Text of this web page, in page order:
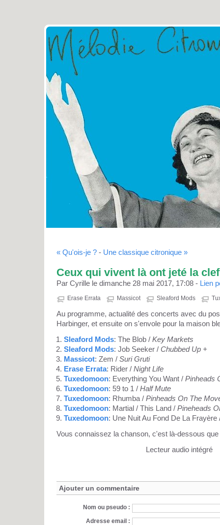
« Qu'ois-je ? - Une classique citronique »
Ceux qui vivent là ont jeté la clef
Par Cyrille le dimanche 28 mai 2017, 17:08 - Lien
Erase Errata Massicot Sleaford Mods
Au programme, actualité des concerts avec du
Harbinger, et ensuite on s'envole pour la maison
Sleaford Mods: The Blob / Key Markets
Sleaford Mods: Job Seeker / Chubbed Up +
Massicot: Zem / Suri Gruti
Erase Errata: Rider / Night Life
Tuxedomoon: Everything You Want / Pinheads
Tuxedomoon: 59 to 1 / Half Mute
Tuxedomoon: Rhumba / Pinheads On The
Tuxedomoon: Martial / This Land / Pineheads
Tuxedomoon: Une Nuit Au Fond De La
Vous connaissez la chanson, c'est là-dessous
Lecteur audio intégré
Ajouter un commentaire
Nom ou pseudo :
Adresse email :